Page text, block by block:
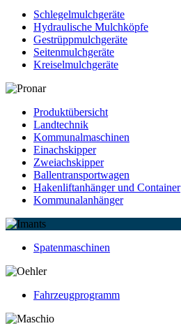
Schlegelmulchgeräte
Hydraulische Mulchköpfe
Gestrüppmulchgeräte
Seitenmulchgeräte
Kreiselmulchgeräte
Produktübersicht
Landtechnik
Kommunalmaschinen
Einachskipper
Zweiachskipper
Ballentransportwagen
Hakenliftanhänger und Container
Kommunalanhänger
Spatenmaschinen
Fahrzeugprogramm